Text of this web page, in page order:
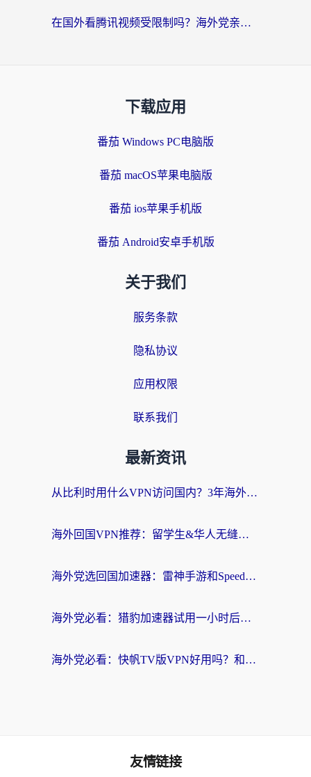
在国外看腾讯视频受限制吗？海外党亲测有效的回国加速器选择指南
下载应用
番茄 Windows PC电脑版
番茄 macOS苹果电脑版
番茄 ios苹果手机版
番茄 Android安卓手机版
关于我们
服务条款
隐私协议
应用权限
联系我们
最新资讯
从比利时用什么VPN访问国内？3年海外党亲测有效的无缝回国上网指南
海外回国VPN推荐：留学生&华人无缝访问国内资源的实用指南
海外党选回国加速器：雷神手游和SpeedCN哪个好？附避坑指南
海外党必看：猎豹加速器试用一小时后，我终于找到无缝访问国内资源的正确姿势
海外党必看：快帆TV版VPN好用吗？和畅游VPN对比哪个回国效果更好？附实用选择指南
友情链接